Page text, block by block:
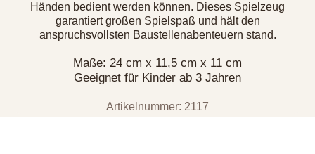
Händen bedient werden können. Dieses Spielzeug
garantiert großen Spielspaß und hält den
anspruchsvollsten Baustellenabenteuern stand.
Maße: 24 cm x 11,5 cm x 11 cm
Geeignet für Kinder ab 3 Jahren
Artikelnummer: 2117